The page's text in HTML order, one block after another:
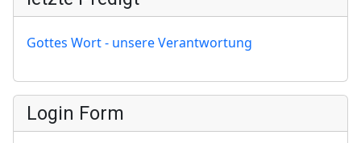
Gottes Wort - unsere Verantwortung
Login Form